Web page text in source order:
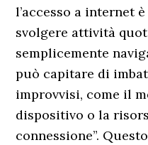
l’accesso a internet
svolgere attività
semplicemente
può capitare di
improvvisi, come il
dispositivo o la
connessione”.